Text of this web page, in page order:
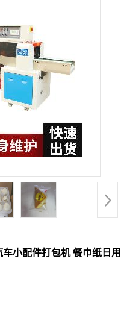
小配件打包机 餐巾纸日用